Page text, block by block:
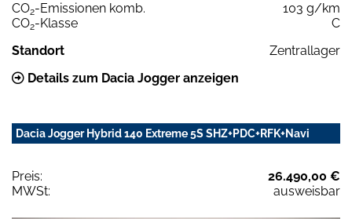
CO2-Emissionen komb.
103 g/km
CO2-Klasse
C
Standort
Zentrallager
Details zum Dacia Jogger anzeigen
Dacia Jogger Hybrid 140 Extreme 5S SHZ+PDC+RFK+Navi
Preis:
26.490,00 €
MWSt:
ausweisbar